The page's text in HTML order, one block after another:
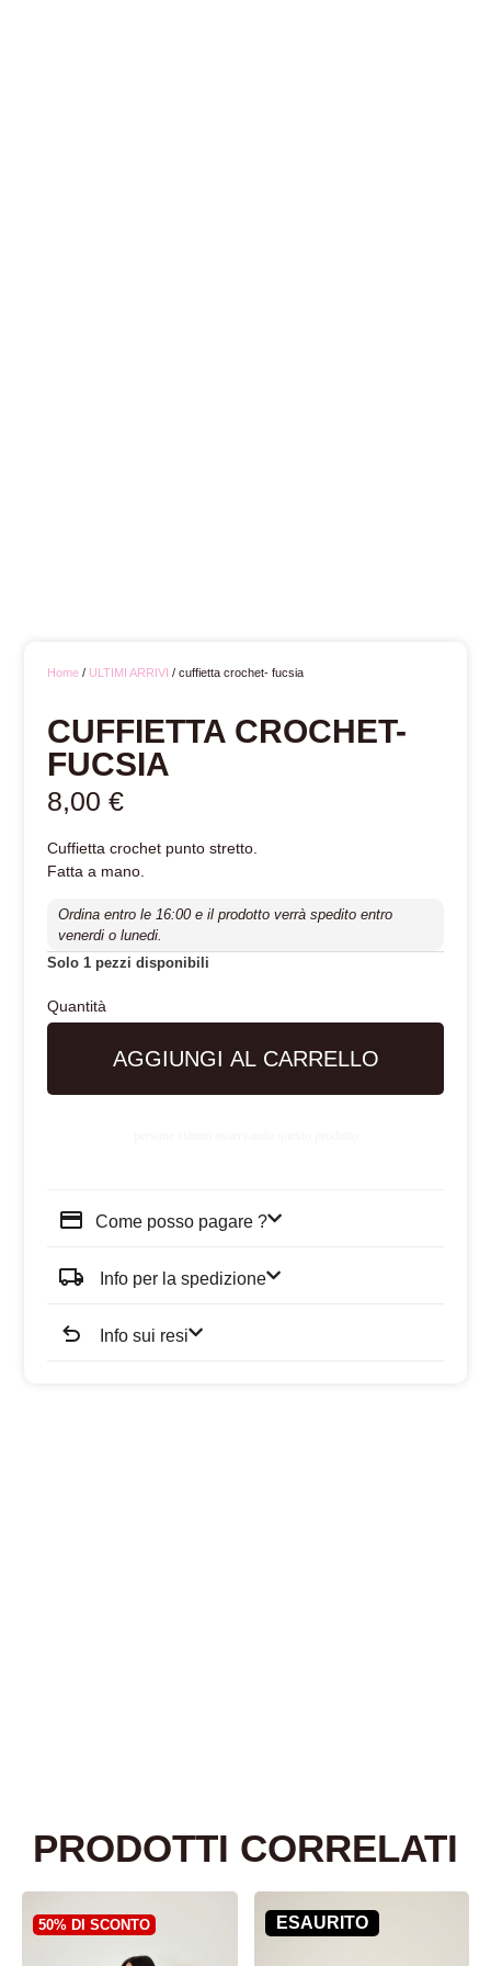
Home/ ULTIMI ARRIVI / cuffietta crochet- fucsia
CUFFIETTA CROCHET-
FUCSIA
8,00 €
Cuffietta crochet punto stretto.
Fatta a mano.
Ordina entro le 16:00 e il prodotto verrà spedito entro
venerdi o lunedi.
Solo 1 pezzi disponibili
AGGIUNGI AL CARRELLO
Come posso pagare ?
Info per la spedizione
Info sui resi
PRODOTTI CORRELATI
50% DI SCONTO ESAURITO